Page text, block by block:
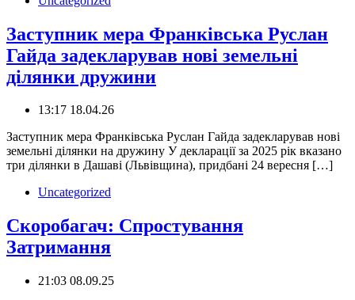
Заступник мера Франківська Руслан
Гайда задекларував нові земельні
ділянки дружини
13:17 18.04.26
Заступник мера Франківська Руслан Гайда задекларував нові
земельні ділянки на дружину У декларації за 2025 рік вказано
три ділянки в Дашаві (Львівщина), придбані 24 вересня […]
Uncategorized
Скоробагач: Спростування
Затримання
21:03 08.09.25